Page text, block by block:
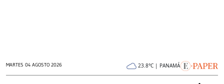
MARTES 04 AGOSTO 2026 23.8°C | PANAMÁ